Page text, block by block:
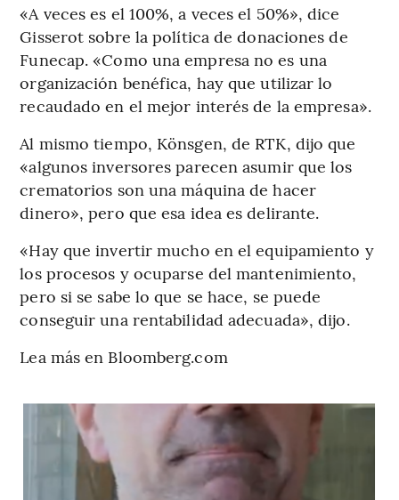
«A veces es el 100%, a veces el 50%», dice
Gisserot sobre la política de donaciones de
Funecap. «Como una empresa no es una
organización benéfica, hay que utilizar lo
recaudado en el mejor interés de la empresa».
Al mismo tiempo, Könsgen, de RTK, dijo que
«algunos inversores parecen asumir que los
crematorios son una máquina de hacer
dinero», pero que esa idea es delirante.
«Hay que invertir mucho en el equipamiento y
los procesos y ocuparse del mantenimiento,
pero si se sabe lo que se hace, se puede
conseguir una rentabilidad adecuada», dijo.
Lea más en Bloomberg.com